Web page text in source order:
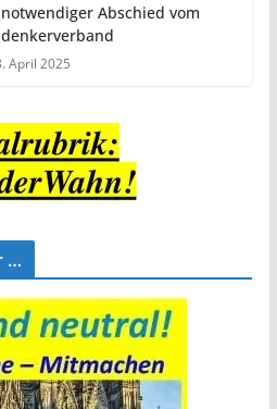
Abschied vom
April 2025
…